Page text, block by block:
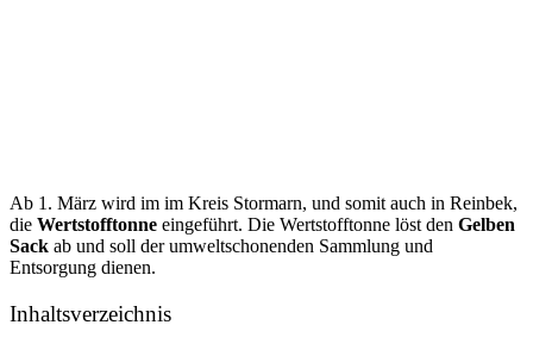
Ab 1. März wird im im Kreis Stormarn, und somit auch in Reinbek,
die Wertstofftonne eingeführt. Die Wertstofftonne löst den Gelben
Sack ab und soll der umweltschonenden Sammlung und
Entsorgung dienen.
Inhaltsverzeichnis